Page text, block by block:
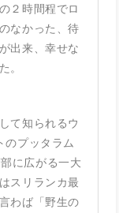
２時間程でロ
なかった、待
出来、幸せな
。
て知られるウ
のプッタラム
に広がる一大
スリランカ最
わば「野生の